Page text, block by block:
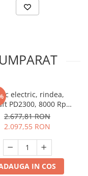
electric, rindea,
PD2300, 8000 Rpm,
2300W
2.677,81 RON
2.097,55 RON
IN COS